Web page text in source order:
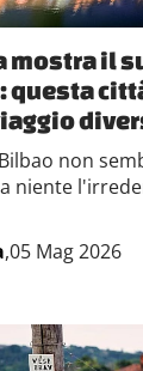
mostra il
non
niente
,05 Mag 2026